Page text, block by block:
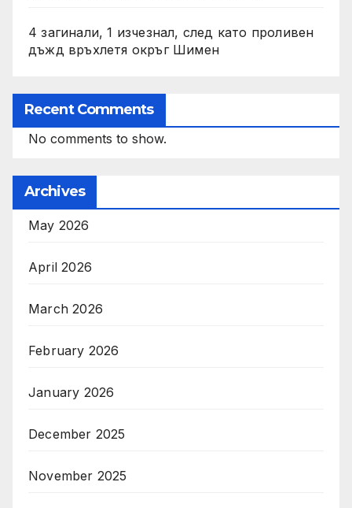
4 загинали, 1 изчезнал, след като проливен
дъжд връхлетя окръг Шимен
Recent Comments
No comments to show.
Archives
May 2026
April 2026
March 2026
February 2026
January 2026
December 2025
November 2025